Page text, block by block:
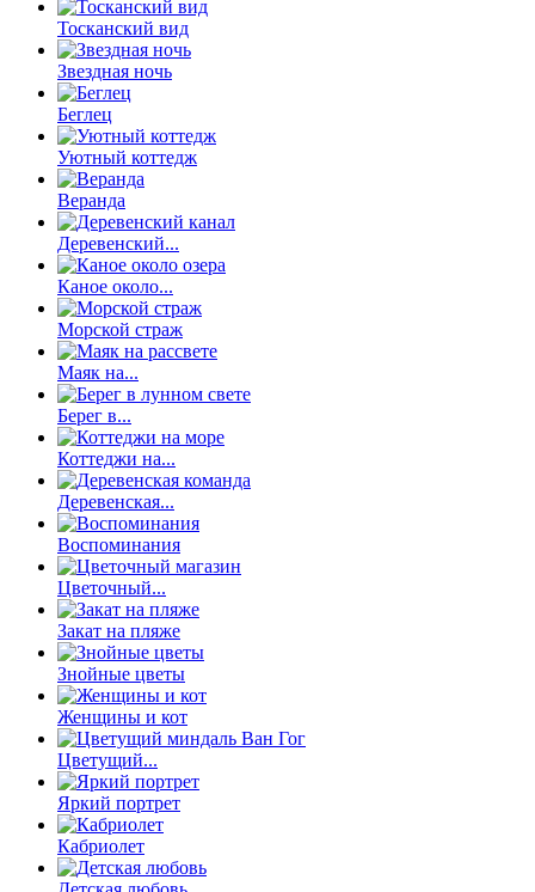
Тосканский вид
Звездная ночь
Беглец
Уютный коттедж
Веранда
Деревенский...
Каное около...
Морской страж
Маяк на...
Берег в...
Коттеджи на...
Деревенская...
Воспоминания
Цветочный...
Закат на пляже
Знойные цветы
Женщины и кот
Цветущий...
Яркий портрет
Кабриолет